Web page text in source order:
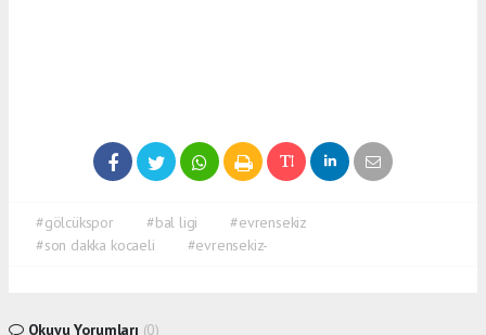
#gölcükspor #bal ligi
#evrensekiz
#son dakka kocaeli
#evrensekiz-
Okuyu Yorumları (0)